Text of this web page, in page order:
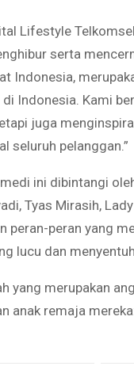
Lifestyle
serta
Indonesia,
Indonesia. Kami
juga
seluruh pelanggan.”
ini dibintangi
Tyas Mirasih,
peran-peran yang
lucu dan
yang merupakan
anak remaja